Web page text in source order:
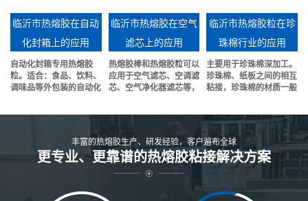
临沂市热熔胶在自动
化封箱上的应用
自动化封箱专用热熔胶
粒。适合：食品、饮料、
调味品等外包装的自动化
临沂市热熔胶在空气
滤芯上的应用
热熔胶棒和热熔胶粒可以
应用于空气滤芯、空调滤
芯、空气净化器滤芯等，
临沂市热熔胶粒在珍
珠棉行业的应用
主要用于珍珠棉深加工。
珍珠棉、纸板之间的相互
粘接，珍珠棉的材质一般
以粘接的。
丰富的热熔胶生产、研发经验，客户遍布全球
更专业、更靠谱的热熔胶粘接解决方案